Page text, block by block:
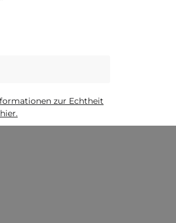
zur Echtheit